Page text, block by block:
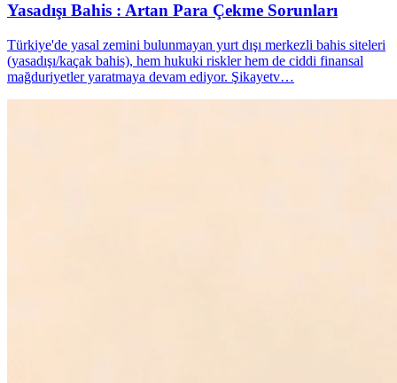
Yasadışı Bahis : Artan Para Çekme Sorunları
Türkiye'de yasal zemini bulunmayan yurt dışı merkezli bahis siteleri
(yasadışı/kaçak bahis), hem hukuki riskler hem de ciddi finansal
mağduriyetler yaratmaya devam ediyor. Şikayetv…